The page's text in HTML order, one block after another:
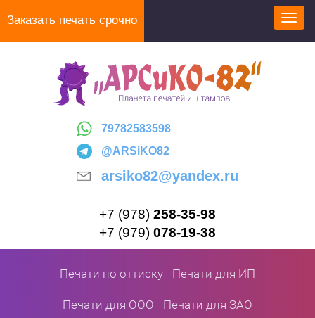
Заказать печать срочно
79782583598
@ARSiKO82
arsiko82@yandex.ru
+7 (978) 258-35-98
+7 (979) 078-19-38
Печати по оттиску Печати для ИП
Печати для ООО Печати для ЗАО